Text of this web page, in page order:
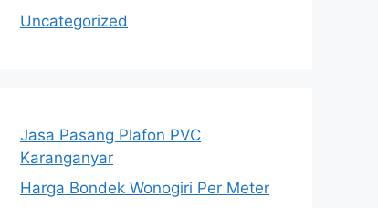
Uncategorized
Jasa Pasang Plafon PVC
Karanganyar
Harga Bondek Wonogiri Per Meter